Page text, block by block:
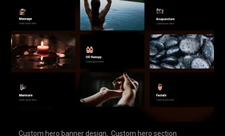
Custom hero banner design ,Custom hero section